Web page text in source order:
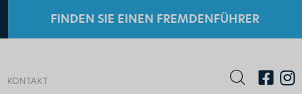
FINDEN SIE EINEN FREMDENFÜHRER
KONTAKT